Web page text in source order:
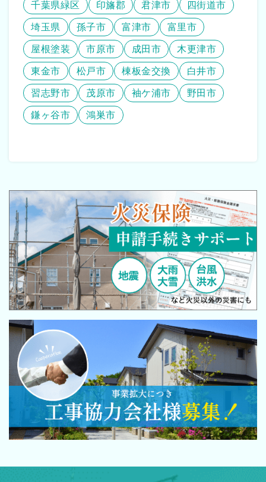
千葉県緑区 印旛郡 君津市 四街道市
埼玉県 孫子市 富津市 富里市
屋根塗装 市原市 成田市 木更津市
東金市 松戸市 棟板金交換 白井市
習志野市 茂原市 袖ケ浦市 野田市
鎌ヶ谷市 鴻巣市